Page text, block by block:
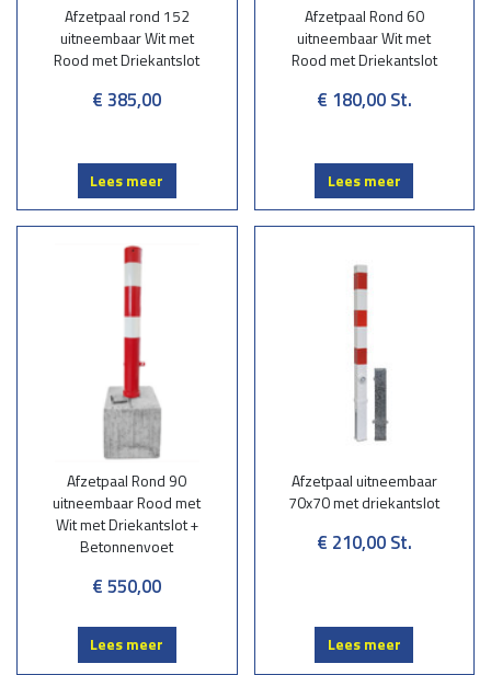
Afzetpaal rond 152
uitneembaar Wit met
Rood met Driekantslot
€ 385,00
Lees meer
Afzetpaal Rond 60
uitneembaar Wit met
Rood met Driekantslot
€ 180,00 St.
Lees meer
Afzetpaal Rond 90
uitneembaar Rood met
Wit met Driekantslot +
Betonnenvoet
€ 550,00
Lees meer
Afzetpaal uitneembaar
70x70 met driekantslot
€ 210,00 St.
Lees meer